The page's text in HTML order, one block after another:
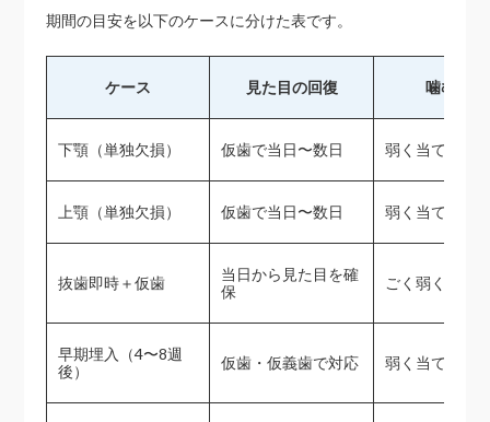
期間の目安を以下のケースに分けた表です。
ケース 見た目の回復 噛む強さ
下顎（単独欠損） 仮歯で当日〜数日 弱く当てる
上顎（単独欠損） 仮歯で当日〜数日 弱く当てる
抜歯即時＋仮歯
当日から見た目を確
保
ごく弱く当て
早期埋入（4〜8週
後）
仮歯・仮義歯で対応 弱く当てる